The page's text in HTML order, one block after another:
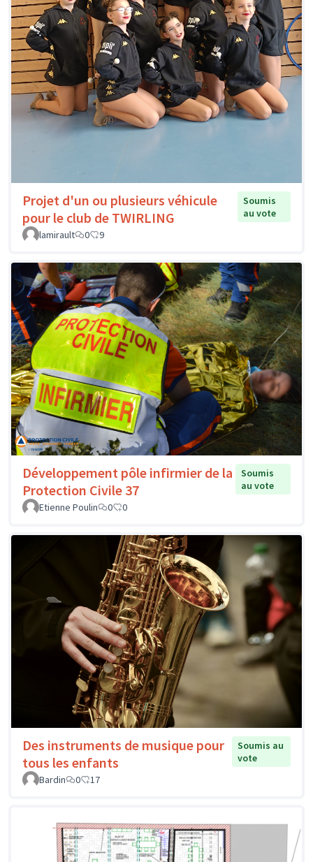
Projet d'un ou plusieurs véhicule
pour le club de TWIRLING
Soumis
au vote
lamirault
0 9
Développement pôle infirmier de la
Protection Civile 37
Soumis
au vote
Etienne Poulin
0 0
Des instruments de musique pour
tous les enfants
Soumis au
vote
Bardin
0 17